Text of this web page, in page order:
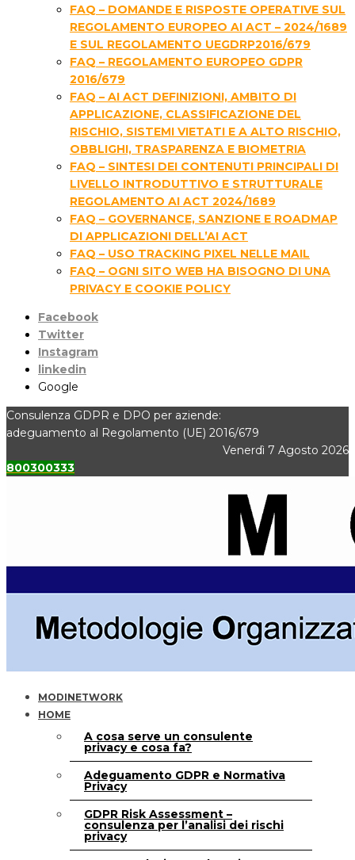
FAQ – DOMANDE E RISPOSTE OPERATIVE SUL
REGOLAMENTO EUROPEO AI ACT – 2024/1689
E SUL REGOLAMENTO UEGDRP2016/679
FAQ – REGOLAMENTO EUROPEO GDPR
2016/679
FAQ – AI ACT DEFINIZIONI, AMBITO DI
APPLICAZIONE, CLASSIFICAZIONE DEL
RISCHIO, SISTEMI VIETATI E A ALTO RISCHIO,
OBBLIGHI, TRASPARENZA E BIOMETRIA
FAQ – SINTESI DEI CONTENUTI PRINCIPALI DI
LIVELLO INTRODUTTIVO E STRUTTURALE
REGOLAMENTO AI ACT 2024/1689
FAQ – GOVERNANCE, SANZIONE E ROADMAP
DI APPLICAZIONI DELL’AI ACT
FAQ – USO TRACKING PIXEL NELLE MAIL
FAQ – OGNI SITO WEB HA BISOGNO DI UNA
PRIVACY E COOKIE POLICY
Facebook
Twitter
Instagram
linkedin
Google
Consulenza GDPR e DPO per aziende:
adeguamento al Regolamento (UE) 2016/679
Venerdì 7 Agosto 2026
800300333
MODINETWORK
HOME
A cosa serve un consulente
privacy e cosa fa?
Adeguamento GDPR e Normativa
Privacy
GDPR Risk Assessment –
consulenza per l’analisi dei rischi
privacy